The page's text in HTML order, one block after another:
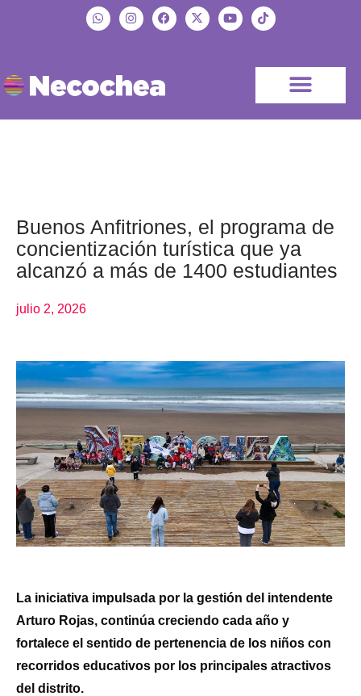
Buenos Anfitriones, el programa de
concientización turística que ya
alcanzó a más de 1400 estudiantes
julio 2, 2026
La iniciativa impulsada por la gestión del intendente
Arturo Rojas, continúa creciendo cada año y
fortalece el sentido de pertenencia de los niños con
recorridos educativos por los principales atractivos
del distrito.